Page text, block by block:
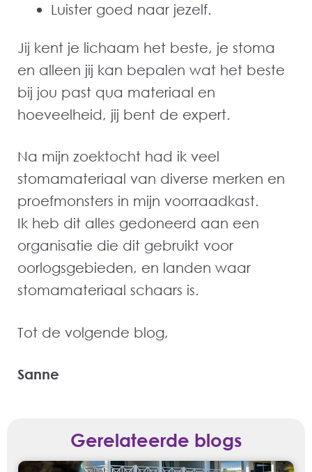
Luister goed naar jezelf.
Jij kent je lichaam het beste, je stoma
en alleen jij kan bepalen wat het beste
bij jou past qua materiaal en
hoeveelheid, jij bent de expert.
Na mijn zoektocht had ik veel
stomamateriaal van diverse merken en
proefmonsters in mijn voorraadkast.
Ik heb dit alles gedoneerd aan een
organisatie die dit gebruikt voor
oorlogsgebieden, en landen waar
stomamateriaal schaars is.
Tot de volgende blog,
Sanne
Gerelateerde blogs